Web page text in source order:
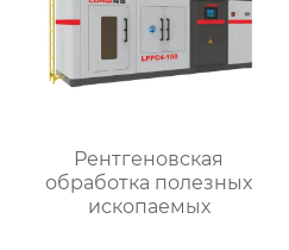
Рентгеновская
обработка полезных
ископаемых